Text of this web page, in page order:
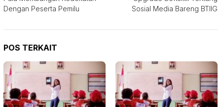
Dengan Peserta Pemilu
Sosial Media Bareng BTIIG
POS TERKAIT